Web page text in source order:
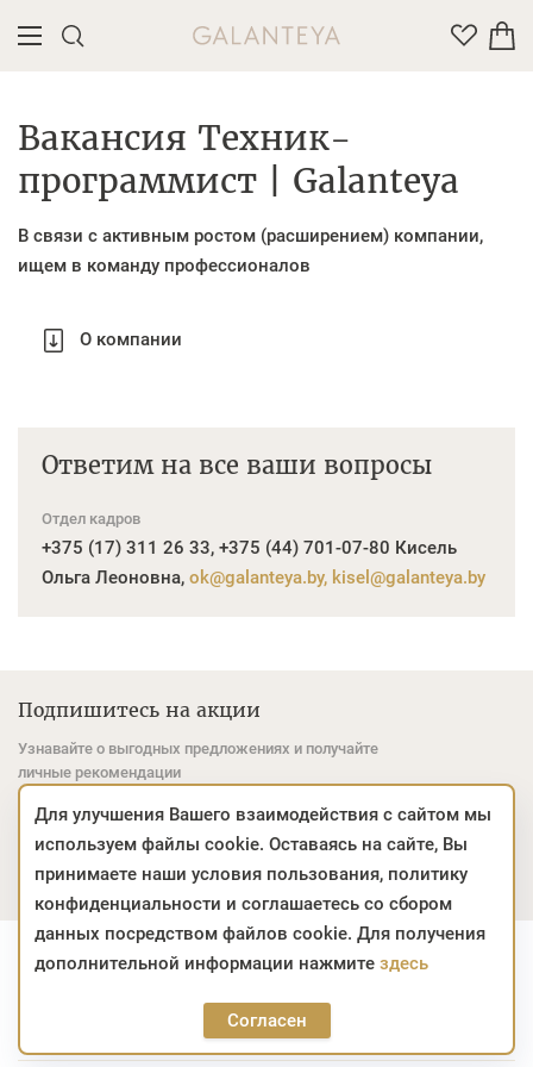
Введите название или артикул товара
Вакансия Техник-
программист | Galanteya
В связи с активным ростом (расширением) компании,
ищем в команду профессионалов
О компании
Ответим на все ваши вопросы
Отдел кадров
+375 (17) 311 26 33, +375 (44) 701-07-80 Кисель
Ольга Леоновна, ok@galanteya.by, kisel@galanteya.by
Подпишитесь на акции
Узнавайте о выгодных предложениях и получайте
личные рекомендации
Email * Подписаться
Для неё Для него Для детей
Контактная информация
Для улучшения Вашего взаимодействия с сайтом мы
используем файлы cookie. Оставаясь на сайте, Вы
принимаете наши условия пользования, политику
конфиденциальности и соглашаетесь со сбором
данных посредством файлов cookie. Для получения
дополнительной информации нажмите здесь
Согласен